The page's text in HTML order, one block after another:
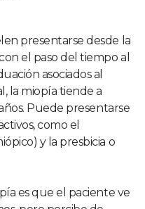
presentarse desde la
el paso del tiempo al
asociados al
la miopía tiende a
Puede presentarse
como el
y la presbicia o
es que el paciente ve